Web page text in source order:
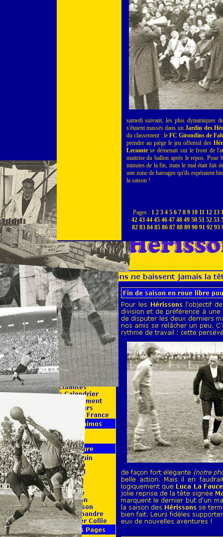
samedi suivant, les plus dynamiques
s'étaient massés dans unJardin des
du classement : le FC Girondins de
prendre au piège le jeu offensif des
Lecomtese démenait sur le front de
maitrise du ballon après le repos. Pour
minutes de la fin, mais le mal était fait
une zone de barrages qu'ils espéraient
la saison !
Pages : 1 2 3 4 5 6 7 8 9 10 11 12 13
42 43 44 45 46 47 48 49 50 51 52 53
82 83 84 85 86 87 88 89 90 91 92 93